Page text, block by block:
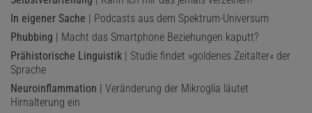
In eigener Sache | Podcasts aus dem Spektrum-Universum
Phubbing | Macht das Smartphone Beziehungen kaputt?
Prähistorische Linguistik | Studie findet »goldenes Zeitalter« der
Sprache
Neuroinflammation | Veränderung der Mikroglia läutet
Hirnalterung ein